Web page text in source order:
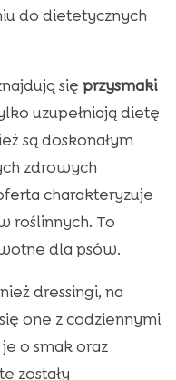
do dietetycznych
się przysmaki
uzupełniają dietę
są doskonałym
zdrowych
charakteryzuje
roślinnych. To
dla psów.
dressingi, na
one z codziennymi
o smak oraz
zostały